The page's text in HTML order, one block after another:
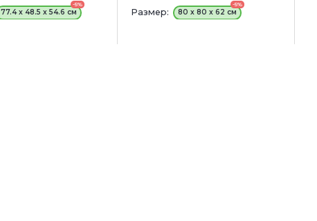
-5%
77.4 x 48.5 x 54.6 см Размер:
-5%
80 x 80 x 62 см